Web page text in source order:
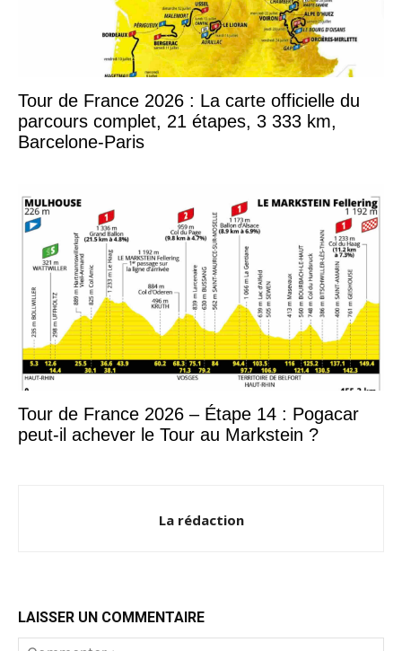
Tour de France 2026 : La carte officielle du
parcours complet, 21 étapes, 3 333 km,
Barcelone-Paris
Tour de France 2026 – Étape 14 : Pogacar
peut-il achever le Tour au Markstein ?
La rédaction
LAISSER UN COMMENTAIRE